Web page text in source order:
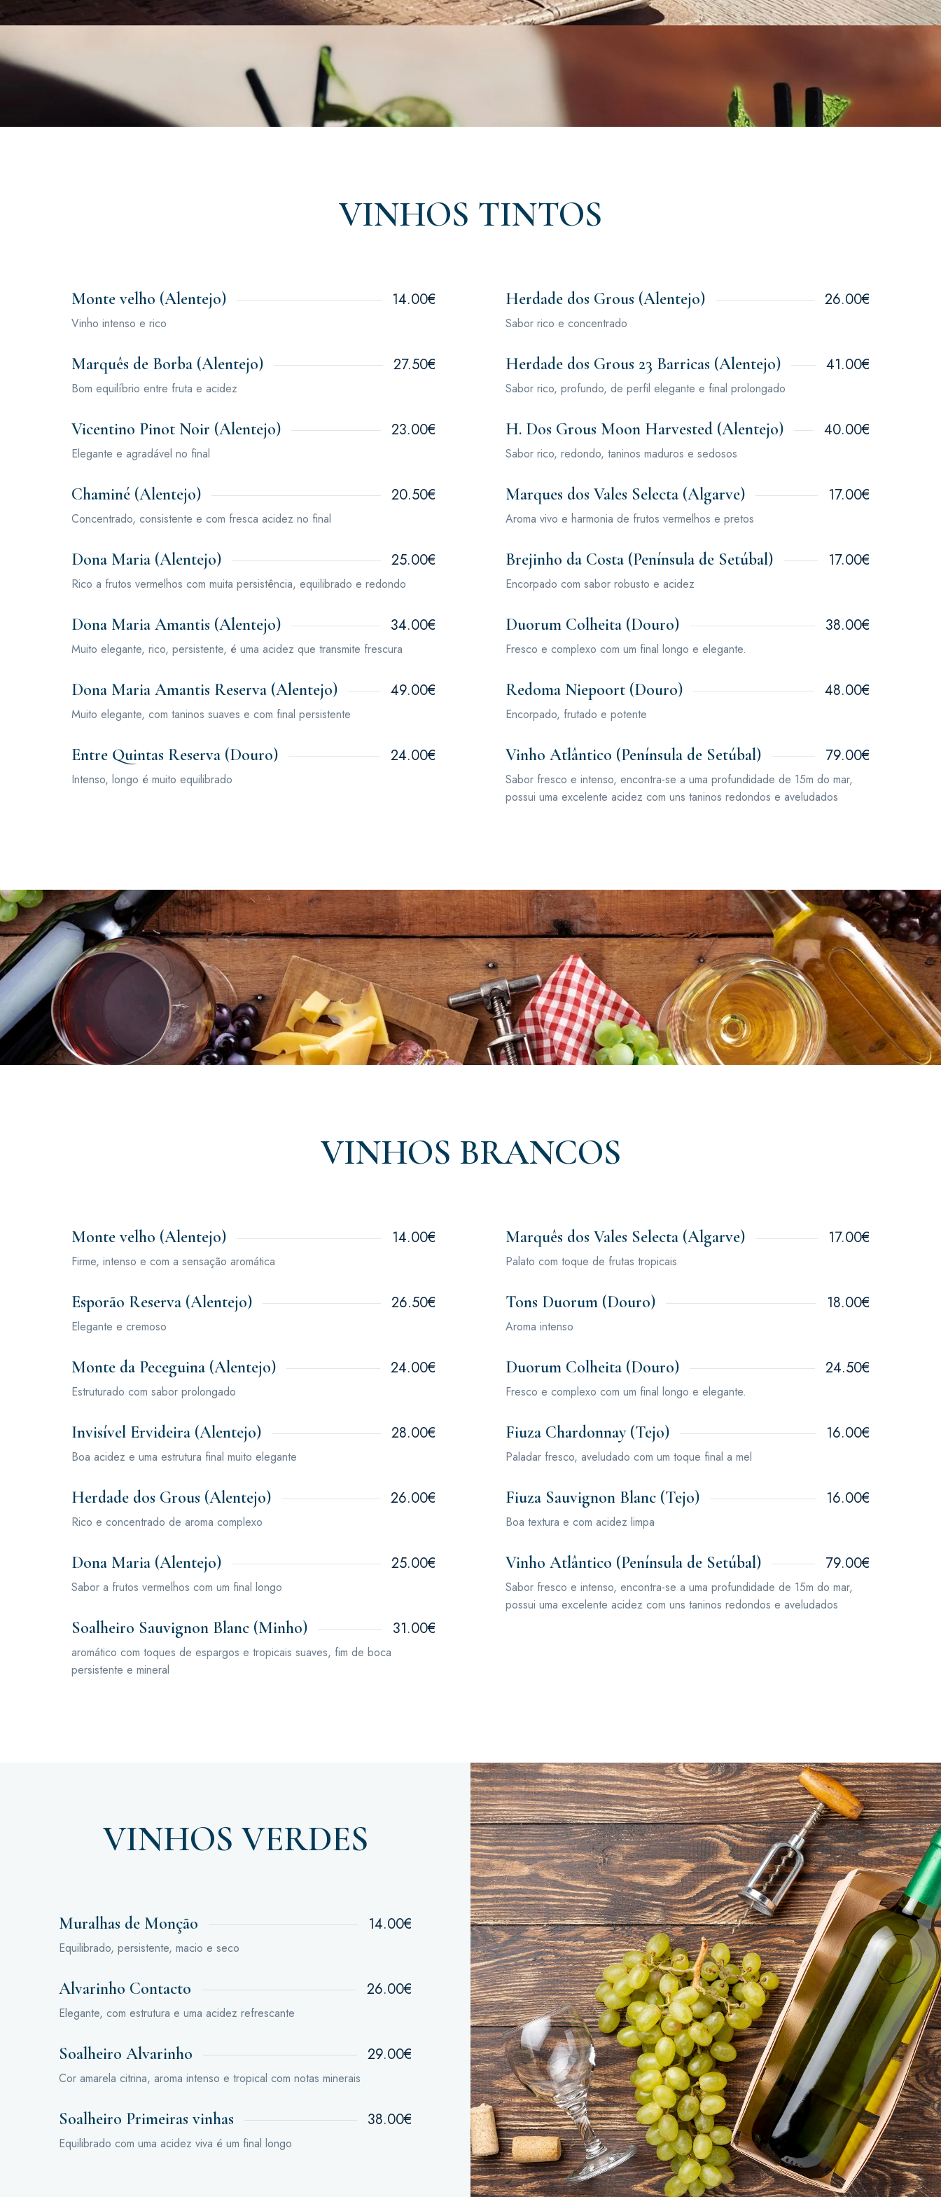
VINHOS TINTOS
Monte velho (Alentejo) 14.00€
Vinho intenso e rico
Marquês de Borba (Alentejo) 27.50€
Bom equilíbrio entre fruta e acidez
Vicentino Pinot Noir (Alentejo) 23.00€
Elegante e agradável no final
Chaminé (Alentejo) 20.50€
Concentrado, consistente e com fresca acidez no final
Dona Maria (Alentejo) 25.00€
Rico a frutos vermelhos com muita persistência, equilibrado e redondo
Dona Maria Amantis (Alentejo) 34.00€
Muito elegante, rico, persistente, é uma acidez que transmite frescura
Dona Maria Amantis Reserva (Alentejo) 49.00€
Muito elegante, com taninos suaves e com final persistente
Entre Quintas Reserva (Douro) 24.00€
Intenso, longo é muito equilibrado
Herdade dos Grous (Alentejo) 26.00€
Sabor rico e concentrado
Herdade dos Grous 23 Barricas (Alentejo) 41.00€
Sabor rico, profundo, de perfil elegante e final prolongado
H. Dos Grous Moon Harvested (Alentejo) 40.00€
Sabor rico, redondo, taninos maduros e sedosos
Marques dos Vales Selecta (Algarve) 17.00€
Aroma vivo e harmonia de frutos vermelhos e pretos
Brejinho da Costa (Península de Setúbal) 17.00€
Encorpado com sabor robusto e acidez
Duorum Colheita (Douro) 38.00€
Fresco e complexo com um final longo e elegante.
Redoma Niepoort (Douro) 48.00€
Encorpado, frutado e potente
Vinho Atlântico (Península de Setúbal) 79.00€
Sabor fresco e intenso, encontra-se a uma profundidade de 15m do mar,
possui uma excelente acidez com uns taninos redondos e aveludados
VINHOS BRANCOS
Monte velho (Alentejo) 14.00€
Firme, intenso e com a sensação aromática
Esporão Reserva (Alentejo) 26.50€
Elegante e cremoso
Monte da Peceguina (Alentejo) 24.00€
Estruturado com sabor prolongado
Invisível Ervideira (Alentejo) 28.00€
Boa acidez e uma estrutura final muito elegante
Herdade dos Grous (Alentejo) 26.00€
Rico e concentrado de aroma complexo
Dona Maria (Alentejo) 25.00€
Sabor a frutos vermelhos com um final longo
Soalheiro Sauvignon Blanc (Minho) 31.00€
aromático com toques de espargos e tropicais suaves, fim de boca
persistente e mineral
Marquês dos Vales Selecta (Algarve) 17.00€
Palato com toque de frutas tropicais
Tons Duorum (Douro) 18.00€
Aroma intenso
Duorum Colheita (Douro) 24.50€
Fresco e complexo com um final longo e elegante.
Fiuza Chardonnay (Tejo) 16.00€
Paladar fresco, aveludado com um toque final a mel
Fiuza Sauvignon Blanc (Tejo) 16.00€
Boa textura e com acidez limpa
Vinho Atlântico (Península de Setúbal) 79.00€
Sabor fresco e intenso, encontra-se a uma profundidade de 15m do mar,
possui uma excelente acidez com uns taninos redondos e aveludados
VINHOS VERDES
Muralhas de Monção 14.00€
Equilibrado, persistente, macio e seco
Alvarinho Contacto 26.00€
Elegante, com estrutura e uma acidez refrescante
Soalheiro Alvarinho 29.00€
Cor amarela citrina, aroma intenso e tropical com notas minerais
Soalheiro Primeiras vinhas 38.00€
Equilibrado com uma acidez viva é um final longo